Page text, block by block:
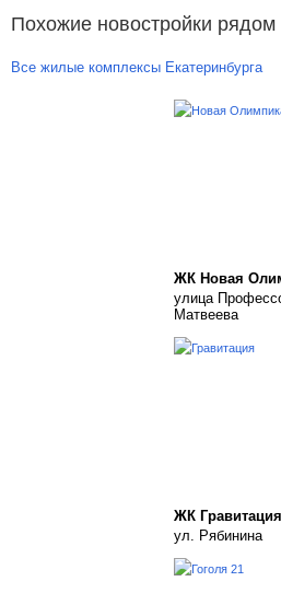
Похожие новостройки рядом
Все жилые комплексы Екатеринбурга
ЖК Новая
улица
Матвеева
ЖК Гравитация
ул. Рябинина